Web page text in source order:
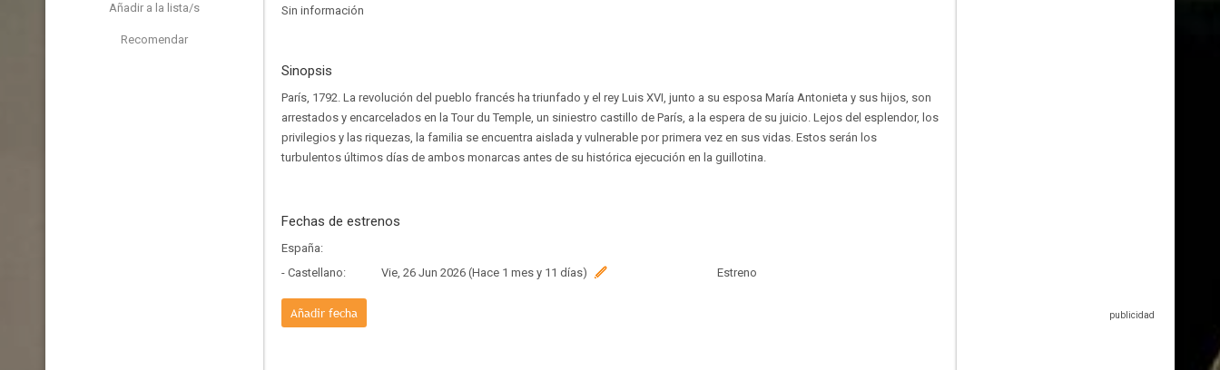
Añadir a la lista/s
Recomendar
Sin información
Sinopsis
París, 1792. La revolución del pueblo francés ha triunfado y el rey Luis XVI, junto a su esposa María Antonieta y sus hijos, son
arrestados y encarcelados en la Tour du Temple, un siniestro castillo de París, a la espera de su juicio. Lejos del esplendor, los
privilegios y las riquezas, la familia se encuentra aislada y vulnerable por primera vez en sus vidas. Estos serán los
turbulentos últimos días de ambos monarcas antes de su histórica ejecución en la guillotina.
Fechas de estrenos
España:
- Castellano:
Vie, 26 Jun 2026 (Hace 1 mes y 11 días) Estreno
Añadir fecha